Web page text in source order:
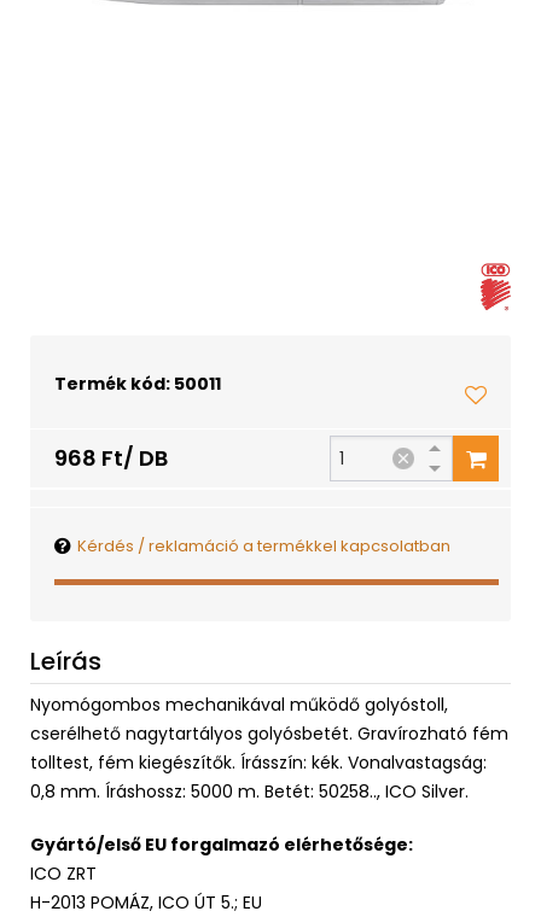
Termék kód: 50011
968 Ft/ DB
Kérdés / reklamáció a termékkel kapcsolatban
Leírás
Nyomógombos mechanikával működő golyóstoll,
cserélhető nagytartályos golyósbetét. Gravírozható fém
tolltest, fém kiegészítők. Írásszín: kék. Vonalvastagság:
0,8 mm. Íráshossz: 5000 m. Betét: 50258.., ICO Silver.
Gyártó/első EU forgalmazó elérhetősége:
ICO ZRT
H-2013 POMÁZ, ICO ÚT 5.; EU